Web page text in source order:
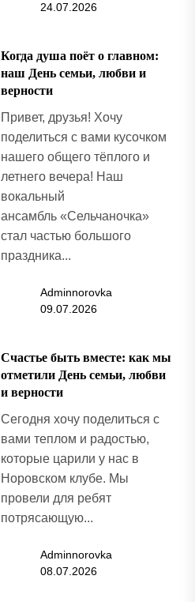
24.07.2026
Когда душа поёт о главном:
наш День семьи, любви и
верности
Привет, друзья! Хочу
поделиться с вами кусочком
нашего общего тёплого и
летнего вечера! Наш
вокальный
ансамбль «Сельчаночка»
стал частью большого
праздника...
Adminnorovka
09.07.2026
Счастье быть вместе: как мы
отметили День семьи, любви
и верности
Сегодня хочу поделиться с
вами теплом и радостью,
которые царили у нас в
Норовском клубе. Мы
провели для ребят
потрясающую...
Adminnorovka
08.07.2026